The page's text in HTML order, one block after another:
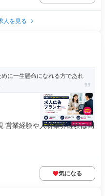
人を見る
めに一生懸命になれる方であれ
営業経験や人材業界経験は問
気になる